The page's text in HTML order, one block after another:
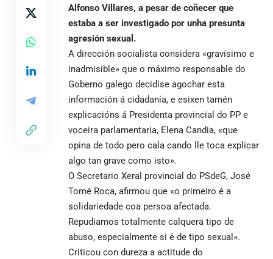
Alfonso Villares, a pesar de coñecer que
estaba a ser investigado por unha presunta
agresión sexual.
A dirección socialista considera «gravísimo e
inadmisible» que o máximo responsable do
Goberno galego decidise agochar esta
información á cidadanía, e esixen tamén
explicacións á Presidenta provincial do PP e
voceira parlamentaria, Elena Candia, «que
opina de todo pero cala cando lle toca explicar
algo tan grave como isto».
O Secretario Xeral provincial do PSdeG, José
Tomé Roca, afirmou que «o primeiro é a
solidariedade coa persoa afectada.
Repudiamos totalmente calquera tipo de
abuso, especialmente si é de tipo sexual».
Criticou con dureza a actitude do